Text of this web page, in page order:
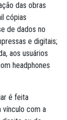
das obras
cópias
de dados no
e digitais;
aos usuários
headphones
é feita
vínculo com a